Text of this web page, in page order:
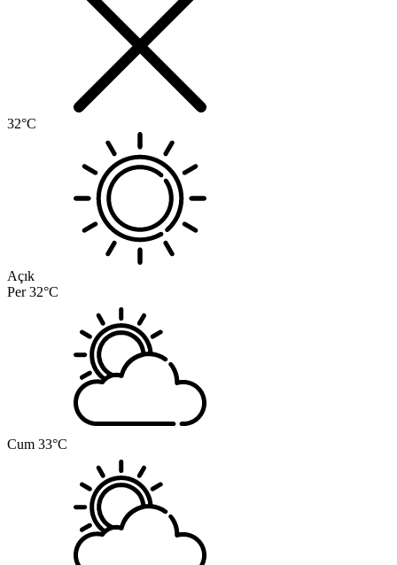
32°C
Açık
Per 32°C
Cum 33°C